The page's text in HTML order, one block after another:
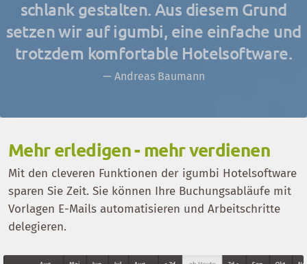
schlank gestalten. Aus diesem Grund
setzen wir auf igumbi, eine einfache und
trotzdem komfortable Hotelsoftware.
Andreas Baumann
Mehr erledigen - mehr verdienen
Mit den cleveren Funktionen der igumbi Hotelsoftware
sparen Sie Zeit. Sie können Ihre Buchungsabläufe mit
Vorlagen E-Mails automatisieren und Arbeitschritte
delegieren.